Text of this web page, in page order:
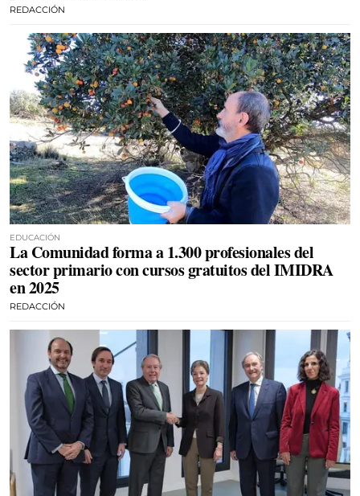
REDACCIÓN
EDUCACIÓN
La Comunidad forma a 1.300 profesionales del
sector primario con cursos gratuitos del IMIDRA
en 2025
REDACCIÓN